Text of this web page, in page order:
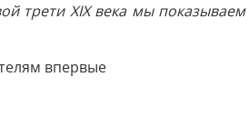
трети XIX века мы
впервые